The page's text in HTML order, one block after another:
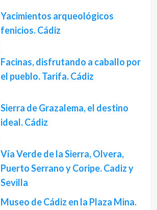
Yacimientos arqueológicos
fenicios. Cádiz
Facinas, disfrutando a caballo por
el pueblo. Tarifa. Cádiz
Sierra de Grazalema, el destino
ideal. Cádiz
Vía Verde de la Sierra, Olvera,
Puerto Serrano y Coripe. Cadiz y
Sevilla
Museo de Cádiz en la Plaza Mina.